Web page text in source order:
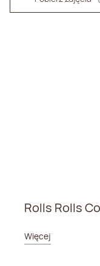
Rolls Rolls
Więcej